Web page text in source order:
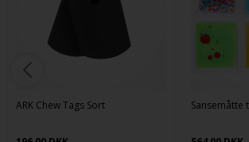
ARK Chew Tags Sort Sansemåtte